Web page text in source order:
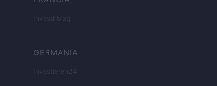
InvestirMag
GERMANIA
Investieren24